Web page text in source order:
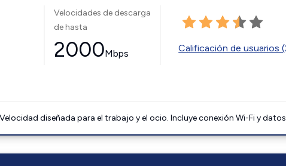
Velocidades de descarga
de hasta
2000Mbps Calificación de usuarios
diseñada para el trabajo y el ocio. Incluye conexión Wi-Fi y